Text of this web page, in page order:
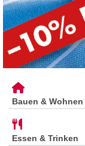
Bauen & Wohnen
Essen & Trinken